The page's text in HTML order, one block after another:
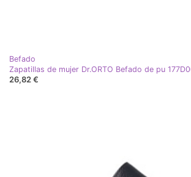
Befado
Zapatillas de mujer Dr.ORTO Befado de pu
26,82 €